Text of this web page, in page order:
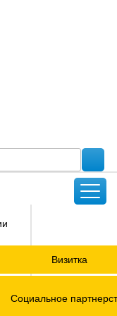
Визитка
2026 года
Социальное